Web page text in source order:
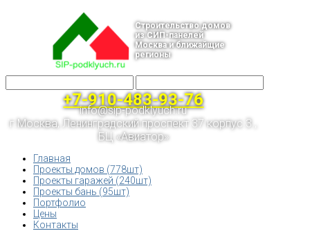
Строительство домов
из СИП-панелей
Москва и ближайщие
регионы
+7-910-483-93-76
info@sip-podklyuch.ru
г.Москва, Ленинградский проспект 37 корпус 3 ,
БЦ «Авиатор»
Главная
Проекты домов (778шт)
Проекты гаражей (240шт)
Проекты бань (95шт)
Портфолио
Цены
Контакты